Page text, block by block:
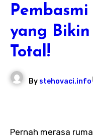
yang Bikin
Total!
By stehovaci.info
Pernah merasa rumah terasa nggak nyaman